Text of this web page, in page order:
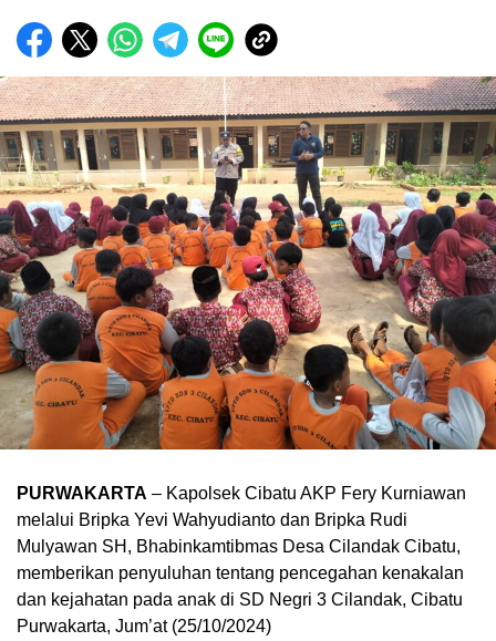
PURWAKARTA – Kapolsek Cibatu AKP Fery Kurniawan
melalui Bripka Yevi Wahyudianto dan Bripka Rudi
Mulyawan SH, Bhabinkamtibmas Desa Cilandak Cibatu,
memberikan penyuluhan tentang pencegahan kenakalan
dan kejahatan pada anak di SD Negri 3 Cilandak, Cibatu
Purwakarta, Jum’at (25/10/2024)